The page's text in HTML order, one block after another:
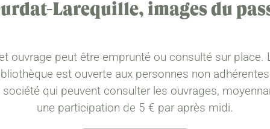
Larequille, images du
ouvrage peut être emprunté ou consulté sur place.
est ouverte aux personnes non
société qui peuvent consulter les ouvrages,
une participation de 5 € par après midi.